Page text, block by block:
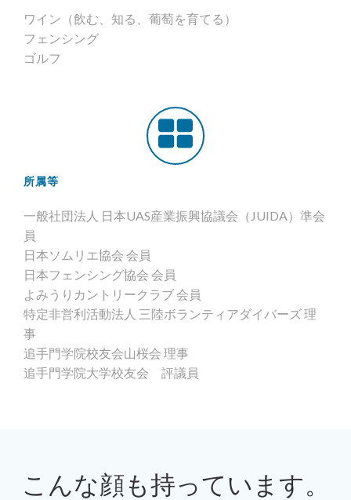
ワイン（飲む、知る、葡萄を育てる）
フェンシング
ゴルフ
所属等
一般社団法人 日本UAS産業振興協議会（JUIDA）準会
員
日本ソムリエ協会 会員
日本フェンシング協会 会員
よみうりカントリークラブ 会員
特定非営利活動法人 三陸ボランティアダイバーズ 理
事
追手門学院校友会山桜会 理事
追手門学院大学校友会 評議員
こんな顔も持っています。